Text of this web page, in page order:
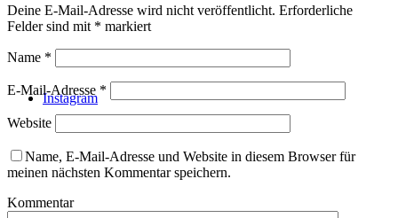
Instagram
Deine E-Mail-Adresse wird nicht veröffentlicht. Erforderliche
Felder sind mit * markiert
Name *
E-Mail-Adresse *
Website
Name, E-Mail-Adresse und Website in diesem Browser für
meinen nächsten Kommentar speichern.
Kommentar